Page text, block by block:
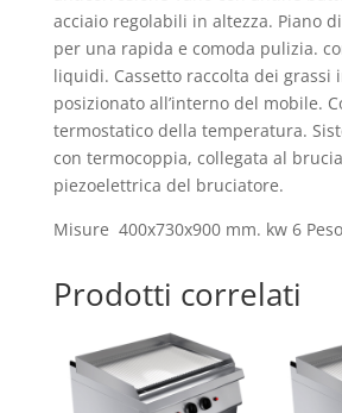
acciaio regolabili in altezza. Piano
per una rapida e comoda pulizia.
liquidi. Cassetto raccolta dei grassi
posizionato all’interno del mobile.
termostatico della temperatura.
con termocoppia, collegata al
piezoelettrica del bruciatore.
Misure 400x730x900 mm. kw 6
Prodotti correlati